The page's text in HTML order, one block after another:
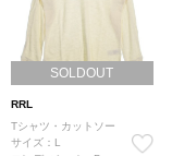
SOLDOUT
RRL
Tシャツ・カットソー
サイズ：L